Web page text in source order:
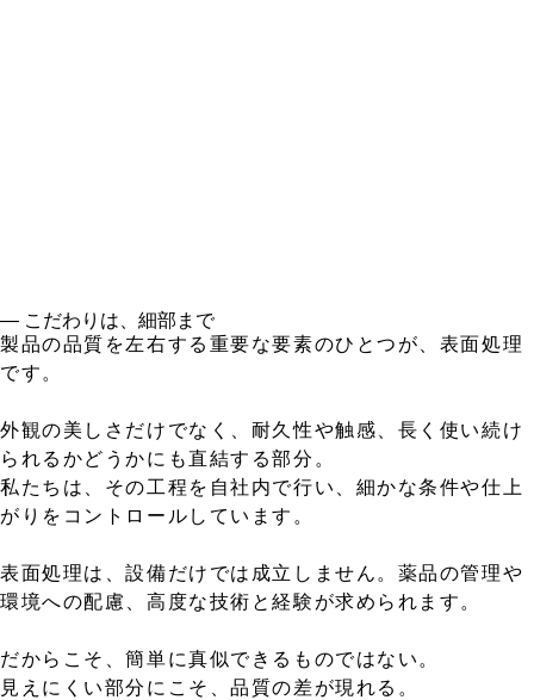
― こだわりは、細部まで
製品の品質を左右する重要な要素のひとつが、表面処理
です。
外観の美しさだけでなく、耐久性や触感、長く使い続け
られるかどうかにも直結する部分。
私たちは、その工程を自社内で行い、細かな条件や仕上
がりをコントロールしています。
表面処理は、設備だけでは成立しません。薬品の管理や
環境への配慮、高度な技術と経験が求められます。
だからこそ、簡単に真似できるものではない。
見えにくい部分にこそ、品質の差が現れる。